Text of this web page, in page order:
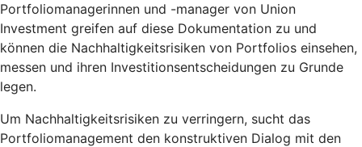
Portfoliomanagerinnen und -manager von Union
Investment greifen auf diese Dokumentation zu und
können die Nachhaltigkeitsrisiken von Portfolios einsehen,
messen und ihren Investitionsentscheidungen zu Grunde
legen.
Um Nachhaltigkeitsrisiken zu verringern, sucht das
Portfoliomanagement den konstruktiven Dialog mit den